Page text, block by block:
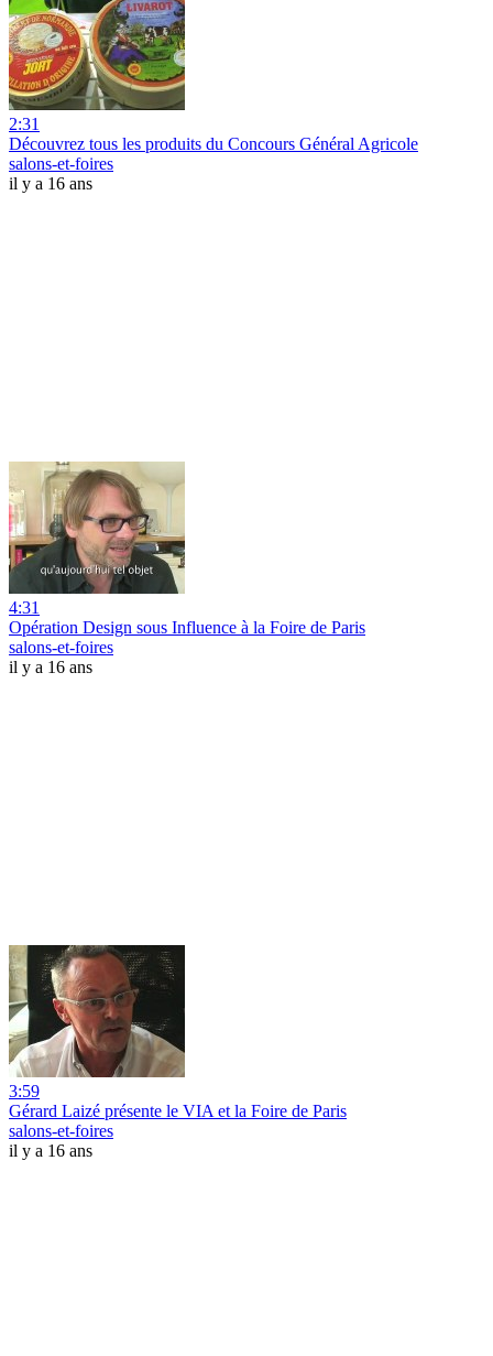
2:31
Découvrez tous les produits du Concours Général Agricole
salons-et-foires
il y a 16 ans
4:31
Opération Design sous Influence à la Foire de Paris
salons-et-foires
il y a 16 ans
3:59
Gérard Laizé présente le VIA et la Foire de Paris
salons-et-foires
il y a 16 ans